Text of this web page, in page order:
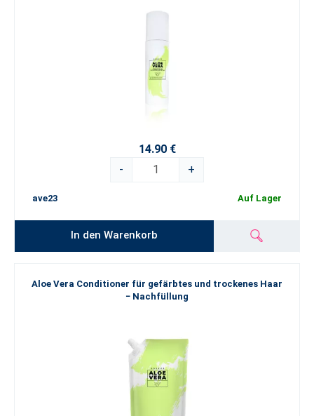
14.90 €
-
+
ave23 Auf Lager
In den Warenkorb
Aloe Vera Conditioner für gefärbtes und trockenes Haar
− Nachfüllung